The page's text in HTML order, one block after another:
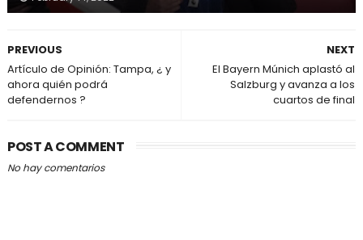
NEXT
El Bayern Múnich aplastó al
Salzburg y avanza a los
cuartos de final
PREVIOUS
Artículo de Opinión: Tampa, ¿ y
ahora quién podrá
defendernos ?
POST A COMMENT
No hay comentarios